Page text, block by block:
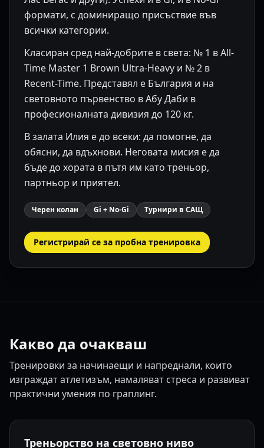
формати, с доминиращо присъствие във
всички категории.
Класиран сред най-добрите в света: № 1 в All-
Time Master 1 Brown Ultra-Heavy и № 2 в
Recent-Time. Представял е България и на
световното първенство в Абу Даби в
професионалната дивизия до 120 кг.
В залата Илия е до всеки: да помогне, да
обясни, да вдъхнови. Неговата мисия е да
бъде до хората в пътя им като треньор,
партньор и приятел.
Черен колан Gi + No-Gi Турнири в САЩ
Регистрирай се за пробна тренировка
Какво да очакваш
Тренировки за начинаещи и напреднали, които
изграждат атлетизъм, намаляват стреса и развиват
практични умения по граплинг.
Треньорство на световно ниво